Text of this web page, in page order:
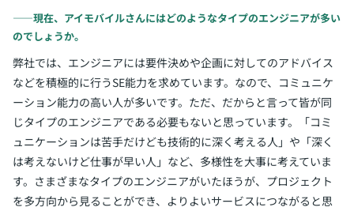
――現在、アイモバイルさんにはどのようなタイプのエンジニアが多い
のでしょうか。
弊社では、エンジニアには要件決めや企画に対してのアドバイス
などを積極的に行うSE能力を求めています。なので、コミュニケ
ーション能力の高い人が多いです。ただ、だからと言って皆が同
じタイプのエンジニアである必要もないと思っています。「コミ
ュニケーションは苦手だけども技術的に深く考える人」や「深く
は考えないけど仕事が早い人」など、多様性を大事に考えていま
す。さまざまなタイプのエンジニアがいたほうが、プロジェクト
を多方向から見ることができ、よりよいサービスにつながると思